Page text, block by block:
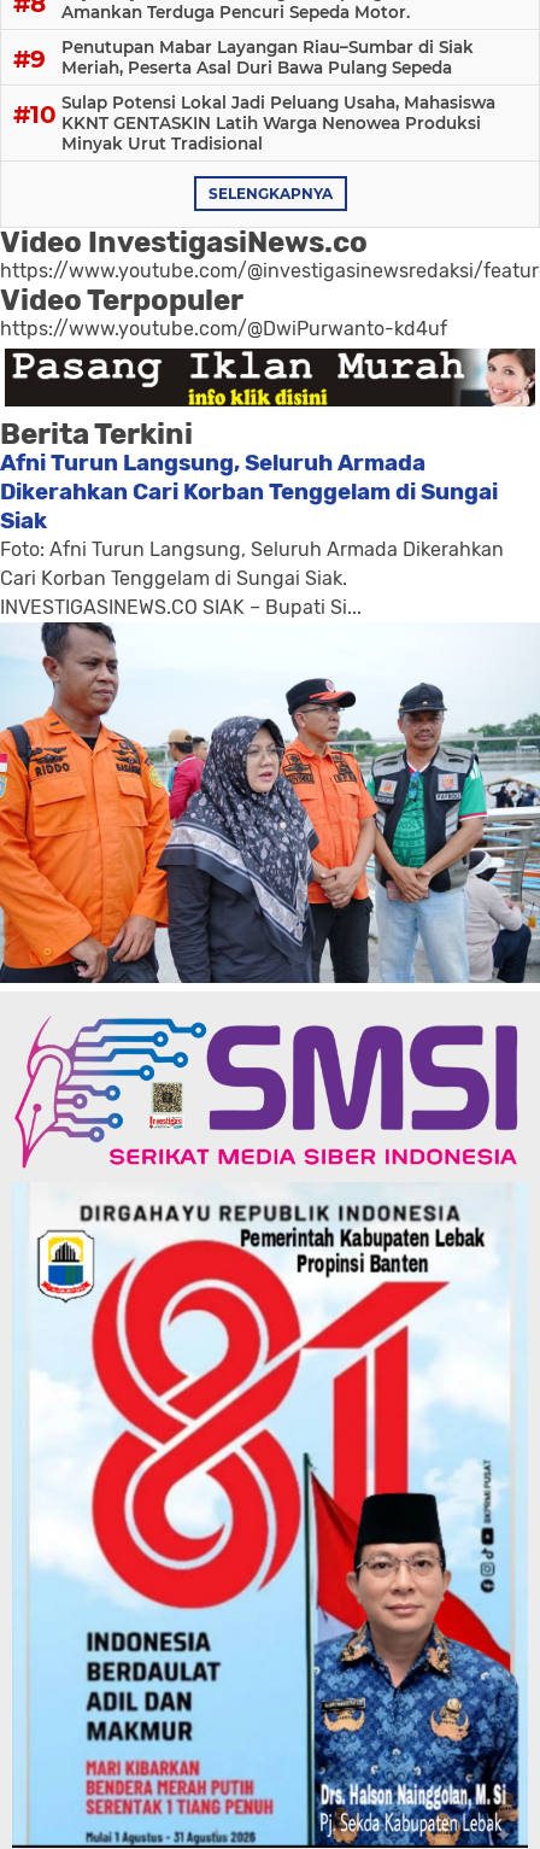
Amankan Terduga Pencuri Sepeda Motor.
Penutupan Mabar Layangan Riau–Sumbar di Siak
Meriah, Peserta Asal Duri Bawa Pulang Sepeda
Sulap Potensi Lokal Jadi Peluang Usaha, Mahasiswa
KKNT GENTASKIN Latih Warga Nenowea Produksi
Minyak Urut Tradisional
SELENGKAPNYA
Video InvestigasiNews.co
https://www.youtube.com/@investigasinewsredaksi/
Video Terpopuler
https://www.youtube.com/@DwiPurwanto-kd4uf
Berita Terkini
Afni Turun Langsung, Seluruh Armada
Dikerahkan Cari Korban Tenggelam di Sungai
Siak
Foto: Afni Turun Langsung, Seluruh Armada Dikerahkan
Cari Korban Tenggelam di Sungai Siak.
INVESTIGASINEWS.CO SIAK – Bupati Si...